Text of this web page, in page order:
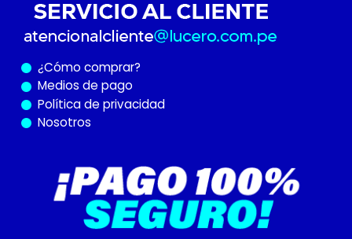
¿Cómo comprar?
Medios de pago
Política de privacidad
Nosotros